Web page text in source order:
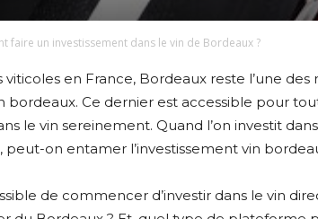
faire un investissement dans le vin de Bordeaux ?
viticoles en France, Bordeaux reste l’une
bordeaux. Ce dernier est accessible pour
le vin sereinement. Quand l’on investit
peut-on entamer l’investissement vin
de commencer d’investir dans le vin